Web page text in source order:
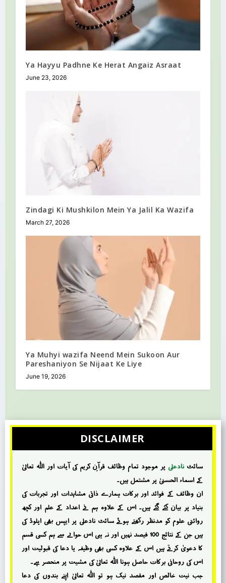
Ya Hayyu Padhne Ke Herat Angaiz Asraat
June 23, 2026
Zindagi Ki Mushkilon Mein Ya Jalil Ka Wazifa
March 27, 2026
Ya Muhyi wazifa Neend Mein Sukoon Aur
Pareshaniyon Se Nijaat Ke Liye
June 19, 2026
DISCLAIMER
سائٹ نادعلی پر موجود تمام وظائف قرآنِ کریم کی آیات اور اللہ تعالیٰ
کے اسماء الحسنیٰ پر مشتمل ہیں۔
ان وظائف کے فوائد اور برکات ہمارے ذاتی مشاہدات اور تجربات کی
بنیاد پر بیان کئے گئے ہیں۔ اس کے علاوہ ہم نے اعداد کے علم اور کچھ
روائتی علوم کو مدنظر رکھتے ہوئے سائٹ نادعلی پر ایپس بھی اپلوڈ کی
ہیں جن کے نتائج 100 فیصد نہیں اور نہ ہی اس حوالے سے ہم کسی قسم
کا دعویٰ کرتے ہیں اس کے علاوہ کسی بھی وظیفہ یا دعا کی قبولیت اور
اس کی روحانی برکات حاصل ہونا اللہ تعالیٰ کی مشیت پر منحصر ہے۔
جب نیت خالص اور مقصد نیک ہو تو اللہ تعالیٰ اپنے بندوں کی دعا